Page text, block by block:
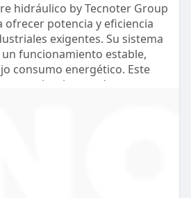
hidráulico by Tecnoter Group
ofrecer potencia y eficiencia
exigentes. Su sistema
funcionamiento estable,
consumo energético. Este
maquinaria pesada y